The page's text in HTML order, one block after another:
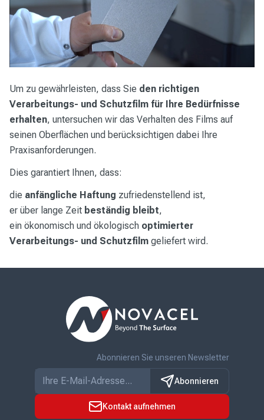
Um zu gewährleisten, dass Sie den richtigen
Verarbeitungs- und Schutzfilm für Ihre Bedürfnisse
erhalten, untersuchen wir das Verhalten des Films auf
seinen Oberflächen und berücksichtigen dabei Ihre
Praxisanforderungen.
Dies garantiert Ihnen, dass:
die anfängliche Haftung zufriedenstellend ist,
er über lange Zeit beständig bleibt,
ein ökonomisch und ökologisch optimierter
Verarbeitungs- und Schutzfilm geliefert wird.
Kontakt aufnehmen
Abonnieren Sie unseren Newsletter
Abonnieren